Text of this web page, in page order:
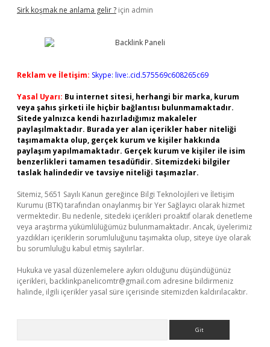
Sirk koşmak ne anlama gelir ? için admin
Reklam ve İletişim: Skype: live:.cid.575569c608265c69
Yasal Uyarı: Bu internet sitesi, herhangi bir marka, kurum
veya şahıs şirketi ile hiçbir bağlantısı bulunmamaktadır.
Sitede yalnızca kendi hazırladığımız makaleler
paylaşılmaktadır. Burada yer alan içerikler haber niteliği
taşımamakta olup, gerçek kurum ve kişiler hakkında
paylaşım yapılmamaktadır. Gerçek kurum ve kişiler ile isim
benzerlikleri tamamen tesadüfidir. Sitemizdeki bilgiler
taslak halindedir ve tavsiye niteliği taşımazlar.
Sitemiz, 5651 Sayılı Kanun gereğince Bilgi Teknolojileri ve İletişim
Kurumu (BTK) tarafından onaylanmış bir Yer Sağlayıcı olarak hizmet
vermektedir. Bu nedenle, sitedeki içerikleri proaktif olarak denetleme
veya araştırma yükümlülüğümüz bulunmamaktadır. Ancak, üyelerimiz
yazdıkları içeriklerin sorumluluğunu taşımakta olup, siteye üye olarak
bu sorumluluğu kabul etmiş sayılırlar.
Hukuka ve yasal düzenlemelere aykırı olduğunu düşündüğünüz
içerikleri, backlinkpanelicomtr@gmail.com adresine bildirmeniz
halinde, ilgili içerikler yasal süre içerisinde sitemizden kaldırılacaktır.